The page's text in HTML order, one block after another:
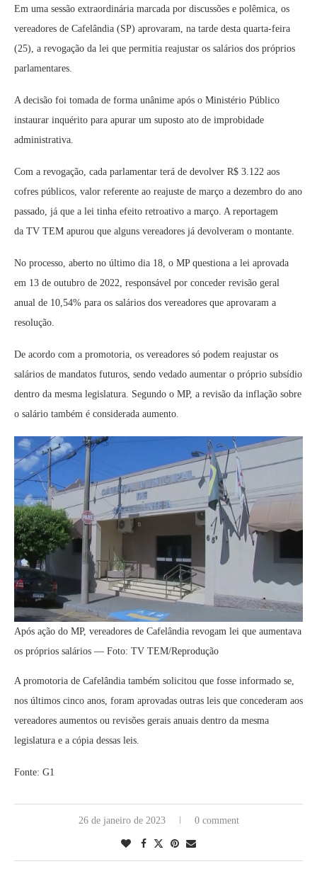
Em uma sessão extraordinária marcada por discussões e polêmica, os
vereadores de Cafelândia (SP) aprovaram, na tarde desta quarta-feira
(25), a revogação da lei que permitia reajustar os salários dos próprios
parlamentares.
A decisão foi tomada de forma unânime após o Ministério Público
instaurar inquérito para apurar um suposto ato de improbidade
administrativa.
Com a revogação, cada parlamentar terá de devolver R$ 3.122 aos
cofres públicos, valor referente ao reajuste de março a dezembro do ano
passado, já que a lei tinha efeito retroativo a março. A reportagem
da TV TEM apurou que alguns vereadores já devolveram o montante.
No processo, aberto no último dia 18, o MP questiona a lei aprovada
em 13 de outubro de 2022, responsável por conceder revisão geral
anual de 10,54% para os salários dos vereadores que aprovaram a
resolução.
De acordo com a promotoria, os vereadores só podem reajustar os
salários de mandatos futuros, sendo vedado aumentar o próprio subsídio
dentro da mesma legislatura. Segundo o MP, a revisão da inflação sobre
o salário também é considerada aumento.
Após ação do MP, vereadores de Cafelândia revogam lei que aumentava
os próprios salários — Foto: TV TEM/Reprodução
A promotoria de Cafelândia também solicitou que fosse informado se,
nos últimos cinco anos, foram aprovadas outras leis que concederam aos
vereadores aumentos ou revisões gerais anuais dentro da mesma
legislatura e a cópia dessas leis.
Fonte: G1
26 de janeiro de 2023 0 comment